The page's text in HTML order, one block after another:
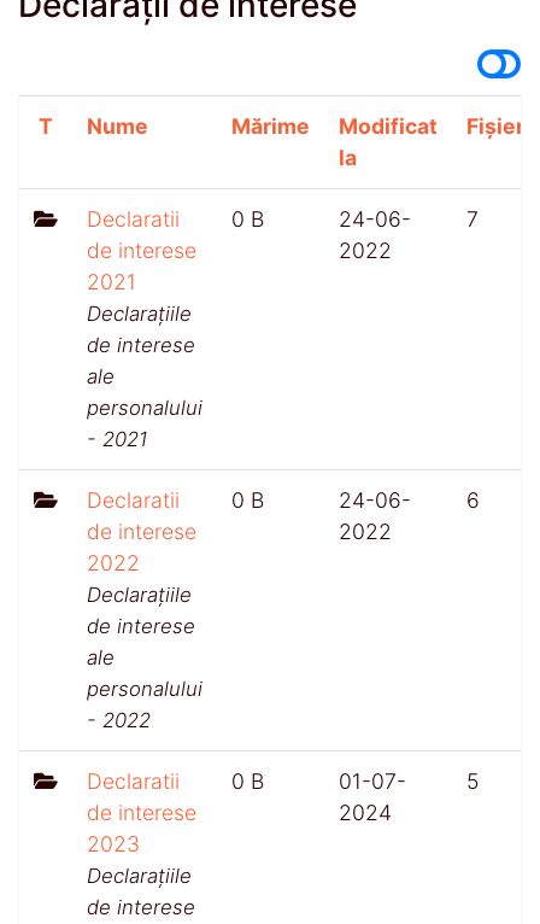
T Nume Mărime
Modificat
la
Fișiere
Declaratii
de interese
2021
Declarațiile
de interese
ale
personalului
- 2021
0 B
24-06-
2022
7
Declaratii
de interese
2022
Declarațiile
de interese
ale
personalului
- 2022
0 B
24-06-
2022
6
Declaratii
de interese
2023
Declarațiile
de interese
0 B
01-07-
2024
5